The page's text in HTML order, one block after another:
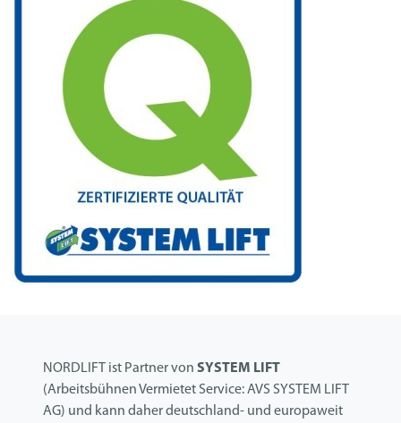
NORDLIFT ist Partner von SYSTEM LIFT
(Arbeitsbühnen Vermietet Service: AVS SYSTEM LIFT
AG) und kann daher deutschland- und europaweit